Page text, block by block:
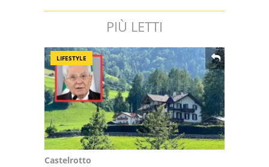
PIÙ LETTI
LIFESTYLE
Castelrotto